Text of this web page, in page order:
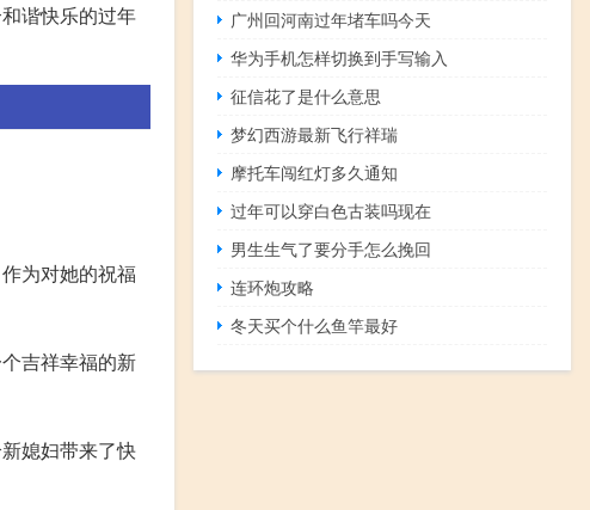
谐快乐的过年
为对她的祝福
吉祥幸福的新
媳妇带来了快
广州回河南过年堵车吗今天
华为手机怎样切换到手写输入
征信花了是什么意思
梦幻西游最新飞行祥瑞
摩托车闯红灯多久通知
过年可以穿白色古装吗现在
男生生气了要分手怎么挽回
连环炮攻略
冬天买个什么鱼竿最好